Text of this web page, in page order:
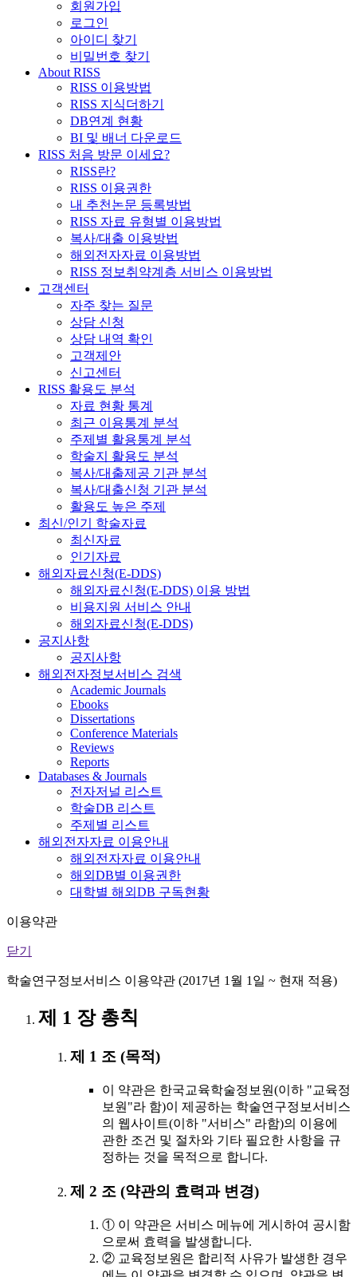
회원가입
로그인
아이디 찾기
비밀번호 찾기
About RISS
RISS 이용방법
RISS 지식더하기
DB연계 현황
BI 및 배너 다운로드
RISS 처음 방문 이세요?
RISS란?
RISS 이용권한
내 추천논문 등록방법
RISS 자료 유형별 이용방법
복사/대출 이용방법
해외전자자료 이용방법
RISS 정보취약계층 서비스 이용방법
고객센터
자주 찾는 질문
상담 신청
상담 내역 확인
고객제안
신고센터
RISS 활용도 분석
자료 현황 통계
최근 이용통계 분석
주제별 활용통계 분석
학술지 활용도 분석
복사/대출제공 기관 분석
복사/대출신청 기관 분석
활용도 높은 주제
최신/인기 학술자료
최신자료
인기자료
해외자료신청(E-DDS)
해외자료신청(E-DDS) 이용 방법
비용지원 서비스 안내
해외자료신청(E-DDS)
공지사항
공지사항
해외전자정보서비스 검색
Academic Journals
Ebooks
Dissertations
Conference Materials
Reviews
Reports
Databases & Journals
전자저널 리스트
학술DB 리스트
주제별 리스트
해외전자자료 이용안내
해외전자자료 이용안내
해외DB별 이용권한
대학별 해외DB 구독현황
이용약관
닫기
학술연구정보서비스 이용약관 (2017년 1월 1일 ~ 현재 적용)
제 1 장 총칙
제 1 조 (목적)
이 약관은 한국교육학술정보원(이하 "교육정
보원"라 함)이 제공하는 학술연구정보서비스
의 웹사이트(이하 "서비스" 라함)의 이용에
관한 조건 및 절차와 기타 필요한 사항을 규
정하는 것을 목적으로 합니다.
제 2 조 (약관의 효력과 변경)
① 이 약관은 서비스 메뉴에 게시하여 공시함
으로써 효력을 발생합니다.
② 교육정보원은 합리적 사유가 발생한 경우